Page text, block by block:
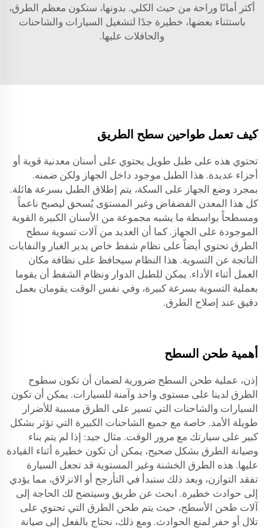
أكثر أمانًا وراحة من حيث الكلي. بدونها، ستكون معظم الطرق،
باستثناء بعضها، خطيرة جدًا لتشغيل السيارات والشاحنات
والحافلات عليها.
كيف تعمل طواحين سطح الطريق
تحتوي هذه على طبل طويل يحتوي على أسنان معدنية قوية أو
أجزاء عديدة. هذا الطبل موجود داخل الجهاز ولكن ضمنه.
بمجرد وضع الجهاز على السكة، يتم إطلاق الطبل بسرعة هائلة.
كل هذا المعدن الفضفاض وغير المستوَى يُسحق ليصبح ناعماً
ومسطحاً بواسطة ما يشبه مجموعة من الأسنان الكبيرة القوية
الموجودة على الجهاز. كما أن العديد من آلات تسوية سطح
الطرق تحتوي أيضاً على نظام شفط خاص يدير الغبار والنفايات
الناتجة عن التسوية. هذا النظام سيحافظ على نظافة مكان
العمل أثناء الأداء. يمكن للطبل الدوار ونظام الشفط أن يقوما
بعملية التسوية بسرعة كبيرة، وفي نفس الوقت يقومان بعمل
دقيق عند إصلاح الطرق.
أهمية طحن السطح
إذن، عملية طحن السطح ضرورية لضمان أن تكون سطوح
الطرق لدينا على مستوى واحد وآمنة للسيارات. يمكن أن تكون
السيارات والشاحنات التي تسير على الطرق مسببة للأضرار
طويلة الأمد. خاصة مع جميع الشاحنات الكبيرة التي تؤثر بشكل
كبير على سيارتك مع مرور الوقت. مثال جيد: إذا لم يتم بناء
وصيانة الطرق بشكل صحيح، يمكن أن تكون خطيرة أثناء القيادة
عليها. هذه الطرق الخشنة وغير المستوية قد تجعل السيارة
تفقد التوازن، وبعد ذلك ستبدأ في التأرجح أو الانزلاق، مما يؤدي
إلى حوادث خطيرة. ابحث عن طريق وسيتضح لك الحاجة إلى
آلات طحن الأسطح، حيث يتم طحن الطرق التي تحتوي على
تلال أو حفر لمنع الحوادث. ومع ذلك، نحتاج بالفعل إلى صيانة